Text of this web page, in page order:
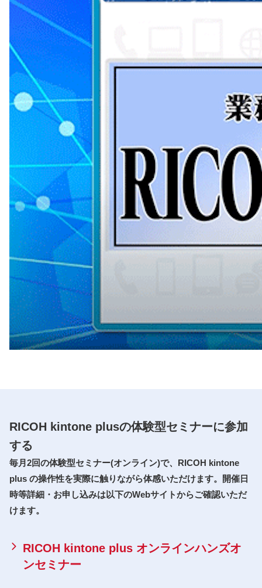
RICOH kintone plusの体験型セミナーに参加
する
毎月2回の体験型セミナー(オンライン)で、RICOH kintone
plus の操作性を実際に触りながら体感いただけます。開催日
時等詳細・お申し込みは以下のWebサイトからご確認いただ
けます。
RICOH kintone plus オンラインハンズオ
ンセミナー